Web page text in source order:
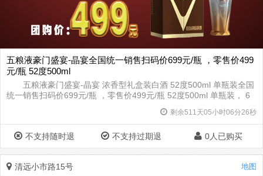
五粮液豪门盛宴-晶宴全国统一销售扫码价699元/瓶 ，零售价499
元/瓶 52度500ml
五粮液豪门盛宴-晶宴 浓香型礼盒装白酒 52度500ml 单瓶装全国
统一销售扫码价699元/瓶 ，零售价499元/瓶 52度500ml 单瓶装， 6
剩余511天05小时06分25秒
不支持随时退 不支持过期退 0人已购买
地图
清远小市路15号